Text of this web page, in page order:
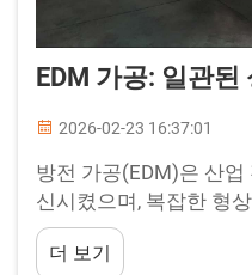
EDM 가공: 일관된
2026-02-23 16:37:01
방전 가공(EDM)은 산
신시켰으며, 복잡한 형
정확도를 제공합니다.
될 경우 EDM 가공은 탁
더 보기